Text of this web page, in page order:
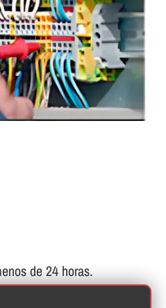
de 24 horas.